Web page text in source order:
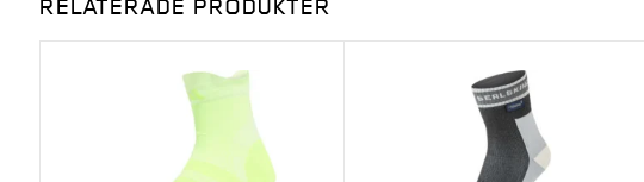
RELATERADE PRODUKTER